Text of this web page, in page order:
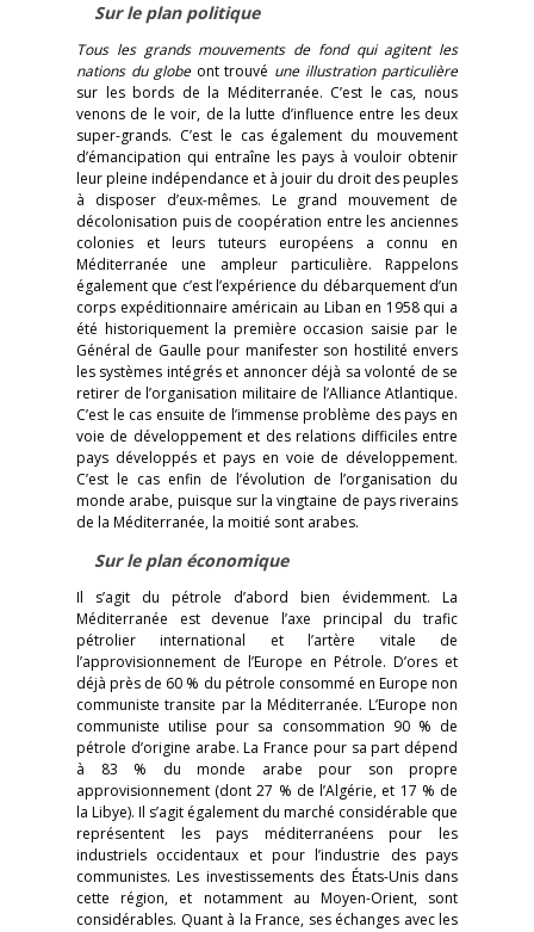
Sur le plan politique
Tous les grands mouvements de fond qui agitent les
nations du globe ont trouvé une illustration particulière
sur les bords de la Méditerranée. C’est le cas, nous
venons de le voir, de la lutte d’influence entre les deux
super-grands. C’est le cas également du mouvement
d’émancipation qui entraîne les pays à vouloir obtenir
leur pleine indépendance et à jouir du droit des peuples
à disposer d’eux-mêmes. Le grand mouvement de
décolonisation puis de coopération entre les anciennes
colonies et leurs tuteurs européens a connu en
Méditerranée une ampleur particulière. Rappelons
également que c’est l’expérience du débarquement d’un
corps expéditionnaire américain au Liban en 1958 qui a
été historiquement la première occasion saisie par le
Général de Gaulle pour manifester son hostilité envers
les systèmes intégrés et annoncer déjà sa volonté de se
retirer de l’organisation militaire de l’Alliance Atlantique.
C’est le cas ensuite de l’immense problème des pays en
voie de développement et des relations difficiles entre
pays développés et pays en voie de développement.
C’est le cas enfin de l’évolution de l’organisation du
monde arabe, puisque sur la vingtaine de pays riverains
de la Méditerranée, la moitié sont arabes.
Sur le plan économique
Il s’agit du pétrole d’abord bien évidemment. La
Méditerranée est devenue l’axe principal du trafic
pétrolier international et l’artère vitale de
l’approvisionnement de l’Europe en Pétrole. D’ores et
déjà près de 60 % du pétrole consommé en Europe non
communiste transite par la Méditerranée. L’Europe non
communiste utilise pour sa consommation 90 % de
pétrole d’origine arabe. La France pour sa part dépend
à 83 % du monde arabe pour son propre
approvisionnement (dont 27 % de l’Algérie, et 17 % de
la Libye). Il s’agit également du marché considérable que
représentent les pays méditerranéens pour les
industriels occidentaux et pour l’industrie des pays
communistes. Les investissements des États-Unis dans
cette région, et notamment au Moyen-Orient, sont
considérables. Quant à la France, ses échanges avec les